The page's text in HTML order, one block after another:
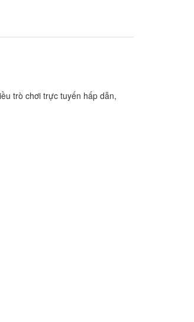
trò chơi trực tuyến hấp dẫn,